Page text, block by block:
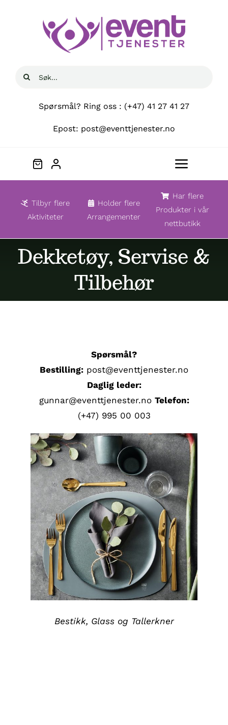
Søk
Spørsmål? Ring oss : (+47) 41 27 41 27
Epost: post@eventtjenester.no
Toggle
Butikk
Tilbyr flere
Aktiviteter
Holder flere
Arrangementer
Har flere
Produkter i vår
nettbutikk
Dekketøy, Servise &
Tilbehør
Spørsmål?
Bestilling: post@eventtjenester.no
Daglig leder:
gunnar@eventtjenester.no Telefon:
(+47) 995 00 003
DETALJER
Bestikk, Glass og Tallerkner